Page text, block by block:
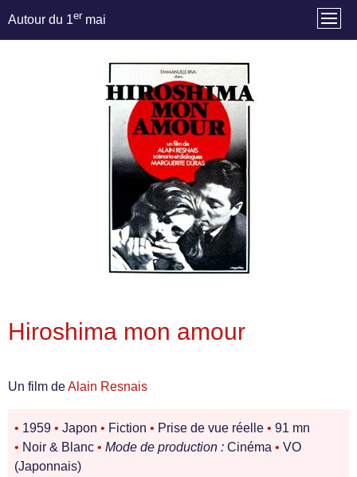
Autour du 1er mai
Hiroshima mon amour
Un film deAlain Resnais
• 1959 • Japon • Fiction • Prise de vue réelle • 91 mn
• Noir & Blanc • Mode de production : Cinéma • VO
(Japonnais)